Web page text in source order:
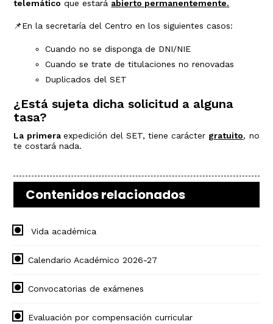
telemático que estará abierto permanentemente.
📌En la secretaría del Centro en los siguientes casos:
Cuando no se disponga de DNI/NIE
Cuando se trate de titulaciones no renovadas
Duplicados del SET
¿Está sujeta dicha solicitud a alguna
tasa?
La primera expedición del SET, tiene carácter gratuito, no
te costará nada.
Contenidos relacionados
Vida académica
Calendario Académico 2026-27
Convocatorias de exámenes
Evaluación por compensación curricular